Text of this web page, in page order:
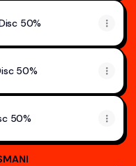
50%
50%
50%